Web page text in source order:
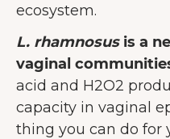
ecosystem.
L. rhamnosus is a
vaginal
acid and H2O2
capacity in vaginal
thing you can do for